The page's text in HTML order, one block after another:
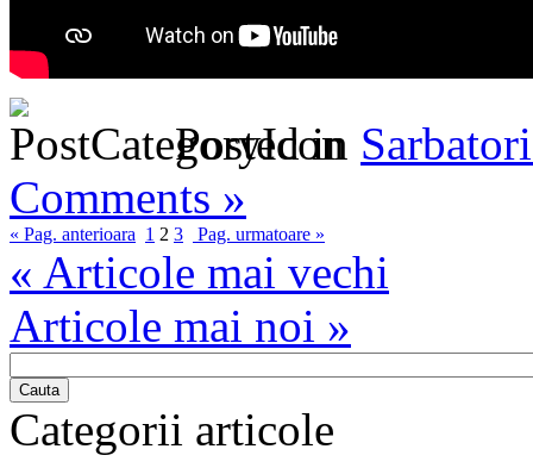
Posted in
Comments »
« Pag. anterioara 1 2 3 Pag. urmatoare »
« Articole mai vechi
Articole mai noi »
Cauta
Categorii articole